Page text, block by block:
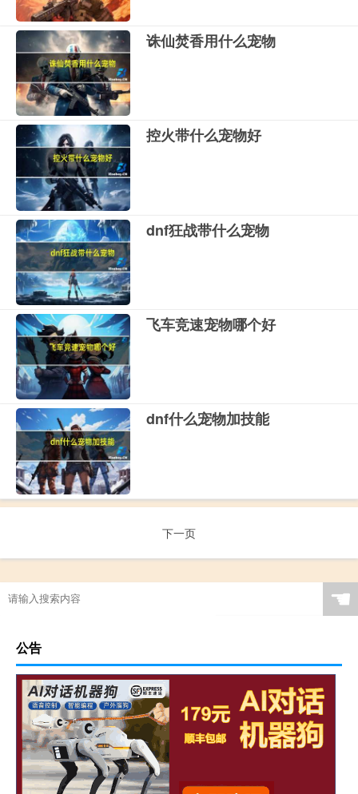
诛仙焚香用什么宠物
控火带什么宠物好
dnf狂战带什么宠物
飞车竞速宠物哪个好
dnf什么宠物加技能
下一页
☚
公告